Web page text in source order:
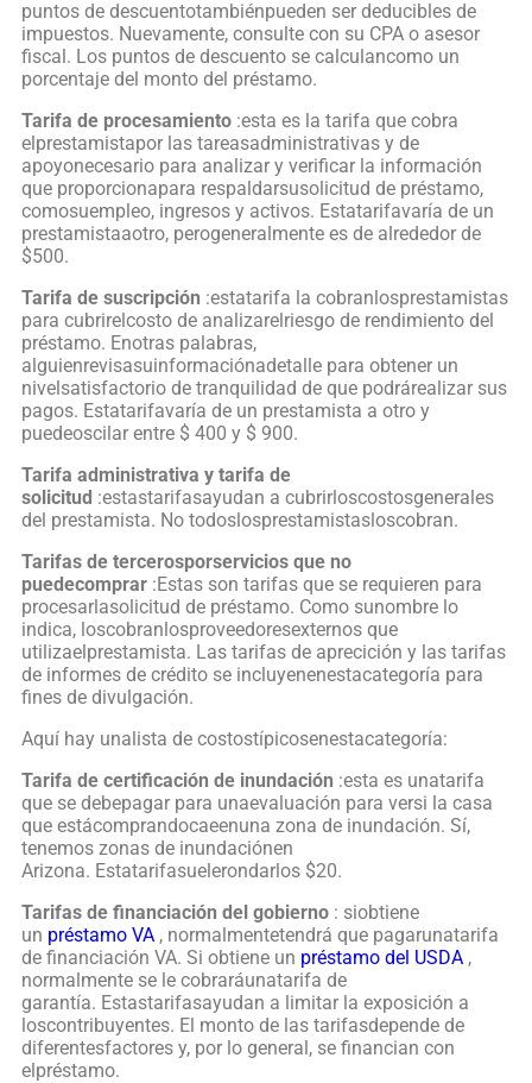
puntos de descuentotambiénpueden ser deducibles de
impuestos. Nuevamente, consulte con su CPA o asesor
fiscal. Los puntos de descuento se calculancomo un
porcentaje del monto del préstamo.
Tarifa de procesamiento :esta es la tarifa que cobra
elprestamistapor las tareasadministrativas y de
apoyonecesario para analizar y verificar la información
que proporcionapara respaldarsusolicitud de préstamo,
comosuempleo, ingresos y activos. Estatarifavaría de un
prestamistaaotro, perogeneralmente es de alrededor de
$500.
Tarifa de suscripción :estatarifa la cobranlosprestamistas
para cubrirelcosto de analizarelriesgo de rendimiento del
préstamo. Enotras palabras,
alguienrevisasuinformaciónadetalle para obtener un
nivelsatisfactorio de tranquilidad de que podrárealizar sus
pagos. Estatarifavaría de un prestamista a otro y
puedeoscilar entre $ 400 y $ 900.
Tarifa administrativa y tarifa de
solicitud :estastarifasayudan a cubrirloscostosgenerales
del prestamista. No todoslosprestamistasloscobran.
Tarifas de tercerosporservicios que no
puedecomprar :Estas son tarifas que se requieren para
procesarlasolicitud de préstamo. Como sunombre lo
indica, loscobranlosproveedoresexternos que
utilizaelprestamista. Las tarifas de aprecición y las tarifas
de informes de crédito se incluyenenestacategoría para
fines de divulgación.
Aquí hay unalista de costostípicosenestacategoría:
Tarifa de certificación de inundación :esta es unatarifa
que se debepagar para unaevaluación para versi la casa
que estácomprandocaeenuna zona de inundación. Sí,
tenemos zonas de inundaciónen
Arizona. Estatarifasuelerondarlos $20.
Tarifas de financiación del gobierno : siobtiene
un préstamo VA , normalmentetendrá que pagarunatarifa
de financiación VA. Si obtiene un préstamo del USDA ,
normalmente se le cobraráunatarifa de
garantía. Estastarifasayudan a limitar la exposición a
loscontribuyentes. El monto de las tarifasdepende de
diferentesfactores y, por lo general, se financian con
elpréstamo.